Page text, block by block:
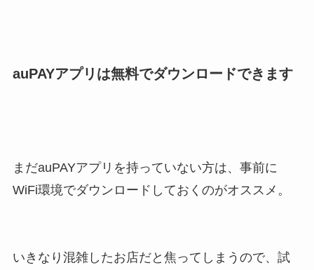
auPAYアプリは無料でダウンロードできます
まだauPAYアプリを持っていない方は、事前に
WiFi環境でダウンロードしておくのがオススメ。
いきなり混雑したお店だと焦ってしまうので、試